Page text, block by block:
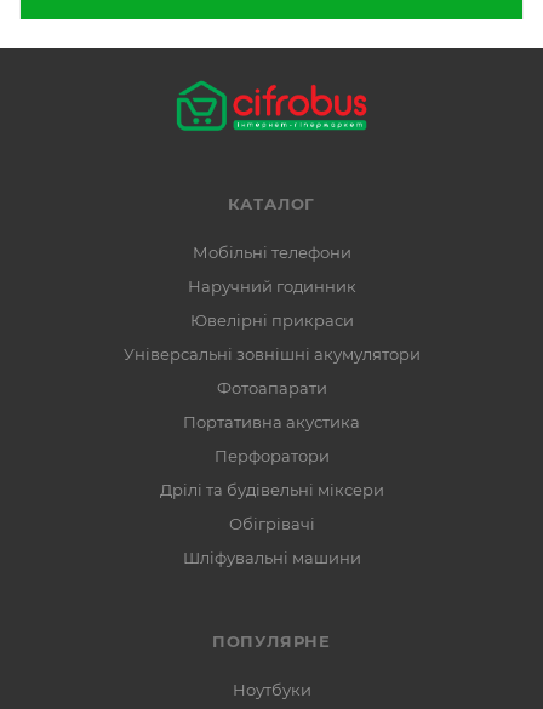
КАТАЛОГ
Мобільні телефони
Наручний годинник
Ювелірні прикраси
Універсальні зовнішні акумулятори
Фотоапарати
Портативна акустика
Перфоратори
Дрілі та будівельні міксери
Обігрівачі
Шліфувальні машини
ПОПУЛЯРНЕ
Ноутбуки